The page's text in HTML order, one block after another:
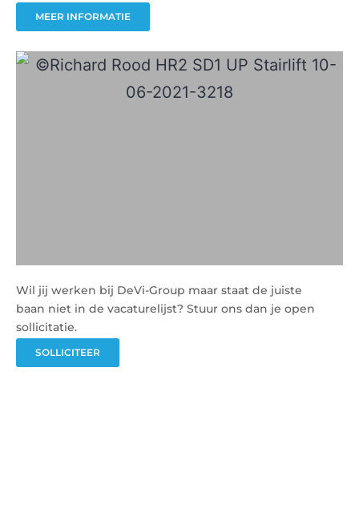
MEER INFORMATIE
OPEN SOLLICITATIE?
Wil jij werken bij DeVi-Group maar staat de juiste
baan niet in de vacaturelijst? Stuur ons dan je open
sollicitatie.
SOLLICITEER